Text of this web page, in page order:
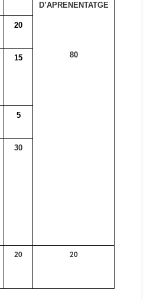
D’APRENENTATGE
80
20
15
5
30
20 20